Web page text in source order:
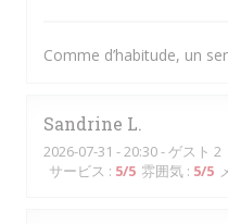
Comme d’habitude, un
Sandrine L
2026-07-31 - 20:30 - ゲスト 2
サービス : 5/5 雰囲気 : 5/5